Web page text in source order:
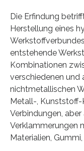
Die Erfindung
Herstellung eines
entstehende
Kombinationen
verschiedenen und
nichtmetallischen
Metall-,
Verbindungen,
Verklammerungen
Materialien,